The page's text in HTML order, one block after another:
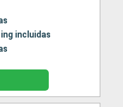
incluidas